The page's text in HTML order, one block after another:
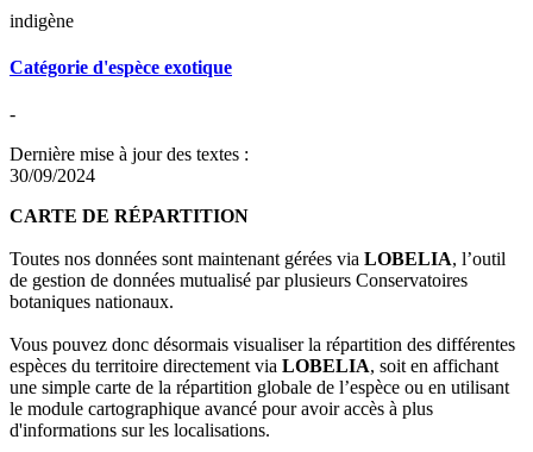
indigène
Catégorie d'espèce exotique
-
Dernière mise à jour des textes :
30/09/2024
CARTE DE RÉPARTITION
Toutes nos données sont maintenant gérées via LOBELIA, l’outil
de gestion de données mutualisé par plusieurs Conservatoires
botaniques nationaux.
Vous pouvez donc désormais visualiser la répartition des différentes
espèces du territoire directement via LOBELIA, soit en affichant
une simple carte de la répartition globale de l’espèce ou en utilisant
le module cartographique avancé pour avoir accès à plus
d'informations sur les localisations.